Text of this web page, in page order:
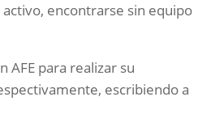
encontrarse sin equipo
AFE para realizar su
escribiendo a